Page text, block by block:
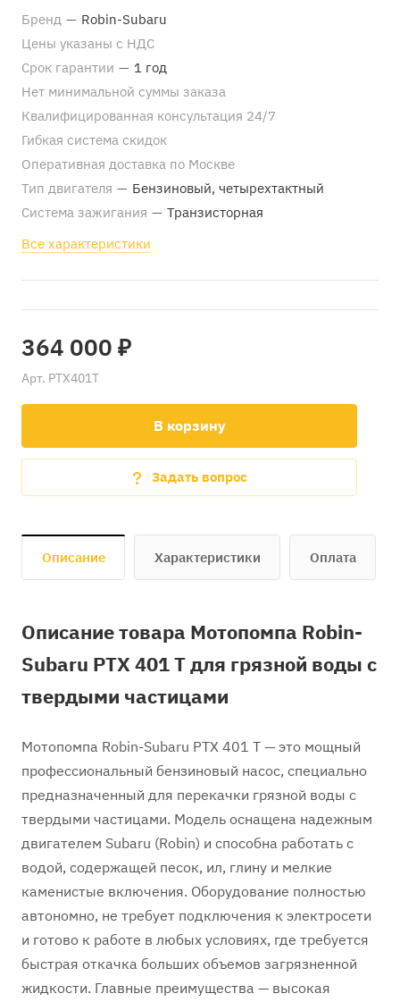
Бренд — Robin-Subaru
Цены указаны с НДС
Срок гарантии — 1 год
Нет минимальной суммы заказа
Квалифицированная консультация 24/7
Гибкая система скидок
Оперативная доставка по Москве
Тип двигателя — Бензиновый, четырехтактный
Система зажигания — Транзисторная
Все характеристики
364 000 ₽
Арт. PTX401T
В корзину
Задать вопрос
Описание Характеристики Оплата
Описание товара Мотопомпа Robin-
Subaru PTХ 401 T для грязной воды c
твердыми частицами
Мотопомпа Robin-Subaru PTX 401 T — это мощный
профессиональный бензиновый насос, специально
предназначенный для перекачки грязной воды с
твердыми частицами. Модель оснащена надежным
двигателем Subaru (Robin) и способна работать с
водой, содержащей песок, ил, глину и мелкие
каменистые включения. Оборудование полностью
автономно, не требует подключения к электросети
и готово к работе в любых условиях, где требуется
быстрая откачка больших объемов загрязненной
жидкости. Главные преимущества — высокая